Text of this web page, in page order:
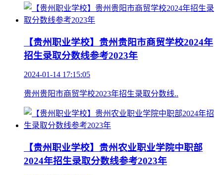
【贵州职业学校】贵州贵阳市商贸学校2024年
招生录取分数线参考2023年
2024-01-14 17:15:05
贵州贵阳市商贸学校2023年招生录取分数线..
【贵州职业学校】贵州农业职业学院中职部
2024年招生录取分数线参考2023年